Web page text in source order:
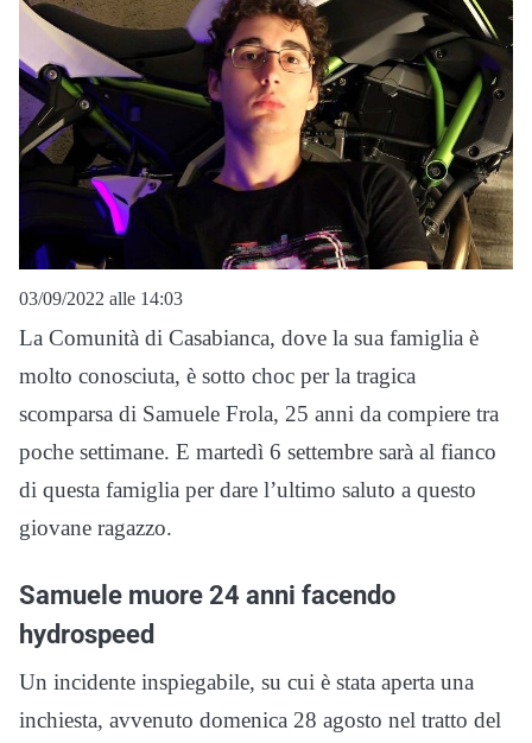
03/09/2022 alle 14:03
La Comunità di Casabianca, dove la sua famiglia è
molto conosciuta, è sotto choc per la tragica
scomparsa di Samuele Frola, 25 anni da compiere tra
poche settimane. E martedì 6 settembre sarà al fianco
di questa famiglia per dare l’ultimo saluto a questo
giovane ragazzo.
Samuele muore 24 anni facendo
hydrospeed
Un incidente inspiegabile, su cui è stata aperta una
inchiesta, avvenuto domenica 28 agosto nel tratto del